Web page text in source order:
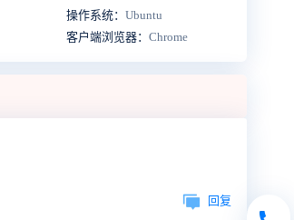
操作系统： Ubuntu
客户端浏览器： Chrome
回复